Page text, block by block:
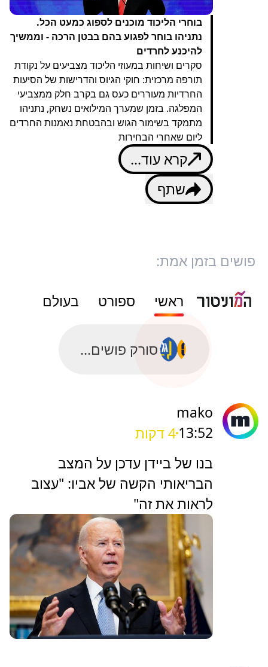
בוחרי הליכוד מוכנים לספוג כמעט הכל.
נתניהו בוחר לפגוע בהם בבטן הרכה - וממשיך
להיכנע לחרדים
סקרים ושיחות במעוזי הליכוד מצביעים על נקודת
תורפה מרכזית: חוקי הגיוס והדרישות של הסיעות
החרדיות מעוררים כעס גם בקרב חלק ממצביעי
המפלגה. בזמן שמערך המילואים נשחק, נתניהו
מתמקד בשימור הגוש ובהבטחת נאמנות החרדים
ליום שאחרי הבחירות
קרא עוד...
שתף
פושים בזמן אמת:
ראשי ספורט בעולם
סורק פושים...
mako
13:524 דקות
בנו של ביידן עדכן על המצב
הבריאותי הקשה של אביו: "עצוב
לראות את זה"